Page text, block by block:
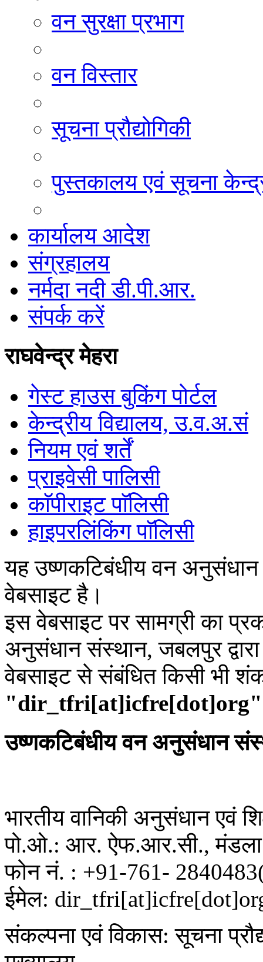
वन सुरक्षा प्रभाग
वन विस्तार
सूचना प्रौद्योगिकी
पुस्तकालय एवं सूचना
कार्यालय आदेश
संग्रहालय
नर्मदा नदी डी.पी.आर.
संपर्क करें
राघवेन्द्र मेहरा
गेस्ट हाउस बुकिंग पोर्टल
केन्द्रीय विद्यालय, उ.व.अ.सं
नियम एवं शर्तें
प्राइवेसी पालिसी
काॅपीराइट पाॅलिसी
हाइपरलिंकिंग पाॅलिसी
यह उष्णकटिबंधीय वन
वेबसाइट है।
इस वेबसाइट पर सामग्री का
अनुसंधान संस्थान, जबलपुर
वेबसाइट से संबंधित किसी भी
"dir_tfri[at]icfre[dot]org"
उष्णकटिबंधीय वन अनुसंधान
भारतीय वानिकी अनुसंधान एवं
पो.ओ.: आर. ऐफ.आर.सी., मंडला
फोन नं. : +91-761-
ईमेल:
संकल्पना एवं विकास: सूचना